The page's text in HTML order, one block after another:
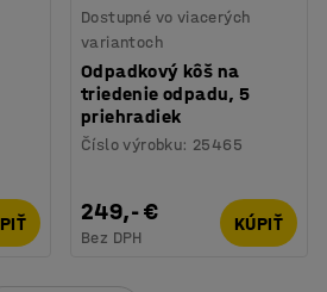
Dostupné vo viacerých
variantoch
Odpadkový kôš na
triedenie odpadu, 5
priehradiek
Číslo výrobku: 25465
249,- €
Bez DPH
KÚPIŤ